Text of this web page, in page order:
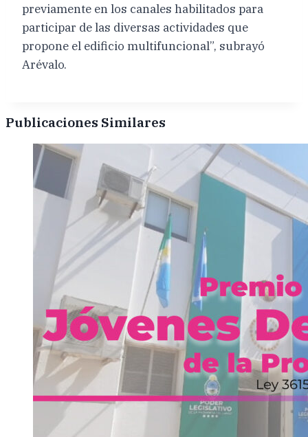
previamente en los canales habilitados para
participar de las diversas actividades que
propone el edificio multifuncional”, subrayó
Arévalo.
Publicaciones Similares